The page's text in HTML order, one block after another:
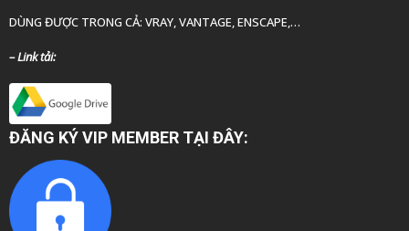
DÙNG ĐƯỢC TRONG CẢ: VRAY, VANTAGE, ENSCAPE,…
– Link tải:
ĐĂNG KÝ VIP MEMBER TẠI ĐÂY: